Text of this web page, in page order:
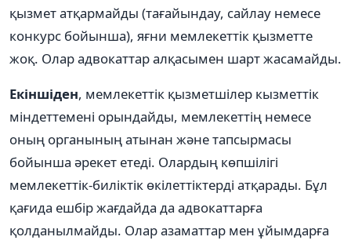
қызмет атқармайды (тағайындау, сайлау немесе
конкурс бойынша), яғни мемлекеттік қызметте
жоқ. Олар адвокаттар алқасымен шарт жасамайды.
Екіншіден, мемлекеттік қызметшілер кызметтік
міндеттемені орындайды, мемлекеттің немесе
оның органының атынан және тапсырмасы
бойынша әрекет етеді. Олардың көпшілігі
мемлекеттік-биліктік өкілеттіктерді атқарады. Бұл
қағида ешбір жағдайда да адвокаттарға
қолданылмайды. Олар азаматтар мен ұйымдарға